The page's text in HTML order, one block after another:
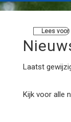
Lees voor
Laatst
Kijk voor alle